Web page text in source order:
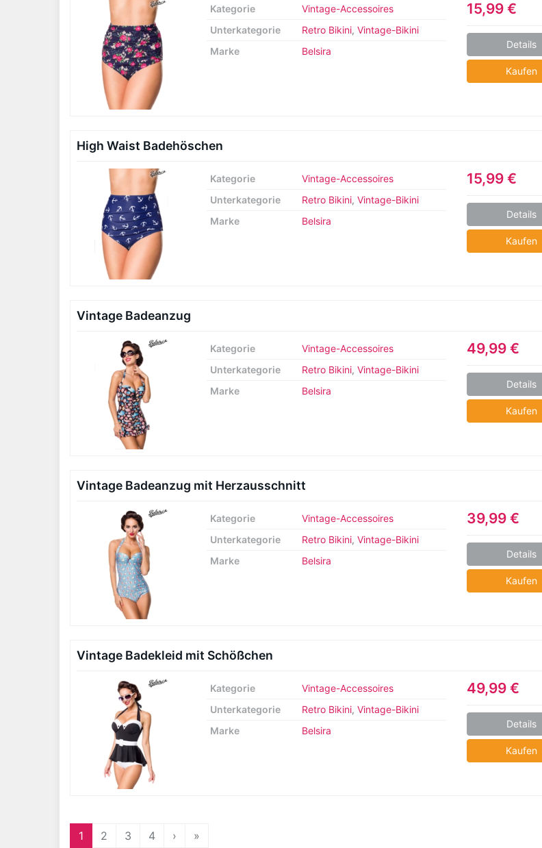
15,99 €
Details
Kaufen
Kategorie
Vintage-Accessoires
Unterkategorie
Retro Bikini, Vintage-Bikini
Marke
Belsira
High Waist Badehöschen
15,99 €
Details
Kaufen
Kategorie
Vintage-Accessoires
Unterkategorie
Retro Bikini, Vintage-Bikini
Marke
Belsira
Vintage Badeanzug
49,99 €
Details
Kaufen
Kategorie
Vintage-Accessoires
Unterkategorie
Retro Bikini, Vintage-Bikini
Marke
Belsira
Vintage Badeanzug mit Herzausschnitt
39,99 €
Details
Kaufen
Kategorie
Vintage-Accessoires
Unterkategorie
Retro Bikini, Vintage-Bikini
Marke
Belsira
Vintage Badekleid mit Schößchen
49,99 €
Details
Kaufen
Kategorie
Vintage-Accessoires
Unterkategorie
Retro Bikini, Vintage-Bikini
Marke
Belsira
1 2 3 4 › »